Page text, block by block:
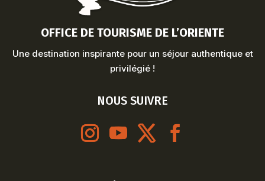
OFFICE DE TOURISME DE L’ORIENTE
Une destination inspirante pour un séjour authentique et
privilégié !
NOUS SUIVRE